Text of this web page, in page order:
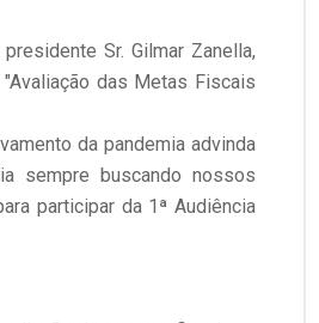
Sr. Gilmar Zanella,
das Metas Fiscais
da pandemia advinda
sempre buscando nossos
participar da 1ª Audiência